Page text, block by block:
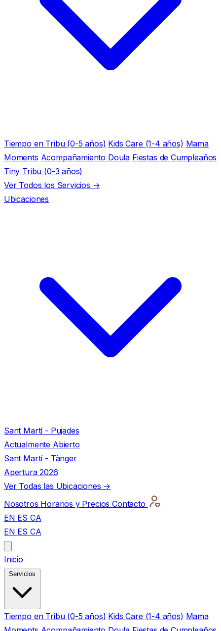
Tiempo en Tribu (0-5 años) Kids Care (1-4 años) Mama
Moments Acompañamiento Doula Fiestas de Cumpleaños
Tiny Tribu (0-3 años)
Ver Todos los Servicios →
Ubicaciones
Sant Martí - Pujades
Actualmente Abierto
Sant Martí - Tànger
Apertura 2026
Ver Todas las Ubicaciones →
Nosotros Horarios y PreciosContacto
EN ES CA
EN ES CA
Inicio
Servicios
Tiempo en Tribu (0-5 años) Kids Care (1-4 años) Mama